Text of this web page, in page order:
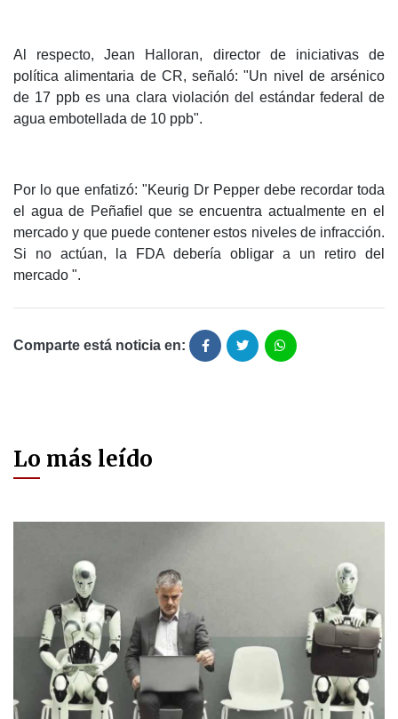
Al respecto, Jean Halloran, director de iniciativas de
política alimentaria de CR, señaló: "Un nivel de arsénico
de 17 ppb es una clara violación del estándar federal de
agua embotellada de 10 ppb".
Por lo que enfatizó: "Keurig Dr Pepper debe recordar toda
el agua de Peñafiel que se encuentra actualmente en el
mercado y que puede contener estos niveles de infracción.
Si no actúan, la FDA debería obligar a un retiro del
mercado ".
Comparte está noticia en:
Lo más leído